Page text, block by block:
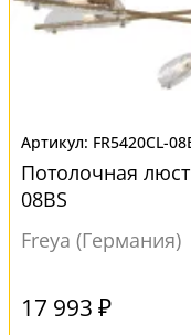
FR5420CL-
Потолочная
08BS
Freya (Германия)
17 993 ₽